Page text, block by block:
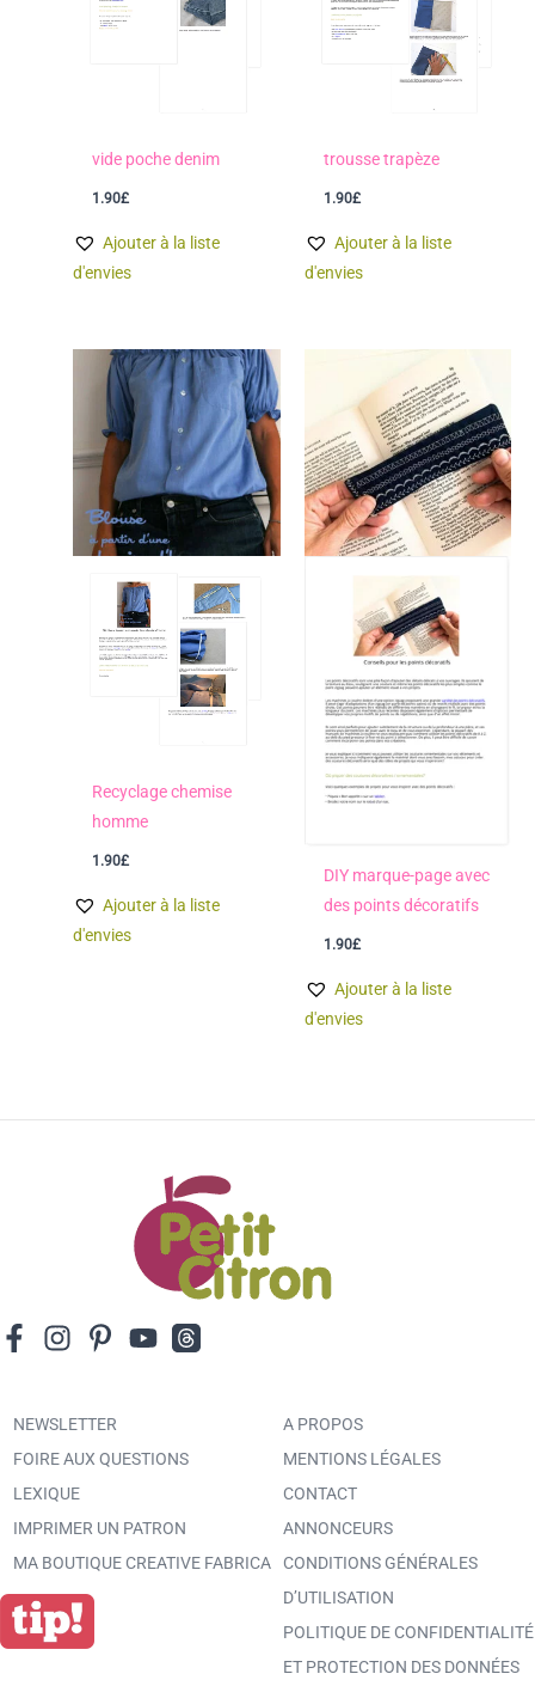
vide poche denim
1.90£
Ajouter à la liste
d'envies
trousse trapèze
1.90£
Ajouter à la liste
d'envies
Recyclage chemise
homme
1.90£
Ajouter à la liste
d'envies
DIY marque-page avec
des points décoratifs
1.90£
Ajouter à la liste
d'envies
NEWSLETTER
FOIRE AUX QUESTIONS
LEXIQUE
IMPRIMER UN PATRON
MA BOUTIQUE CREATIVE FABRICA
A PROPOS
MENTIONS LÉGALES
CONTACT
ANNONCEURS
CONDITIONS GÉNÉRALES
D’UTILISATION
POLITIQUE DE CONFIDENTIALITÉ
ET PROTECTION DES DONNÉES